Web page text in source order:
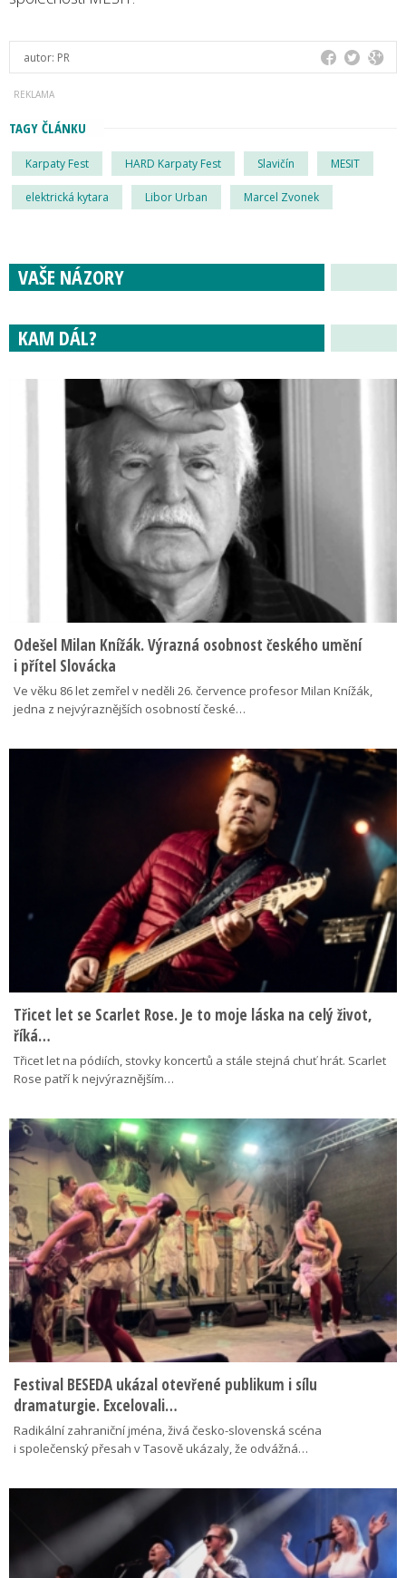
autor: PR
TAGY ČLÁNKU
Karpaty Fest HARD Karpaty Fest Slavičín MESIT
elektrická kytara Libor Urban Marcel Zvonek
VAŠE NÁZORY
KAM DÁL?
Odešel Milan Knížák. Výrazná osobnost českého umění
i přítel Slovácka
Ve věku 86 let zemřel v neděli 26. července profesor Milan Knížák,
jedna z nejvýraznějších osobností české…
Třicet let se Scarlet Rose. Je to moje láska na celý život,
říká…
Třicet let na pódiích, stovky koncertů a stále stejná chuť hrát. Scarlet
Rose patří k nejvýraznějším…
Festival BESEDA ukázal otevřené publikum i sílu
dramaturgie. Excelovali…
Radikální zahraniční jména, živá česko-slovenská scéna
i společenský přesah v Tasově ukázaly, že odvážná…